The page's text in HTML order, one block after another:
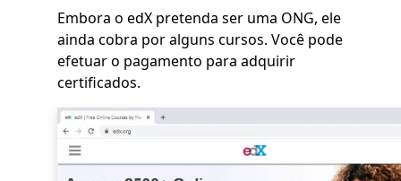
Embora o edX pretenda ser uma ONG, ele
ainda cobra por alguns cursos. Você pode
efetuar o pagamento para adquirir
certificados.